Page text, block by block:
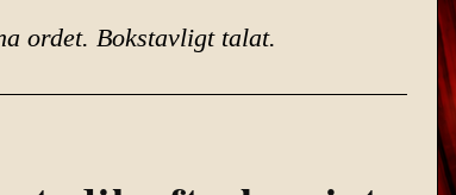
ordet. Bokstavligt talat.